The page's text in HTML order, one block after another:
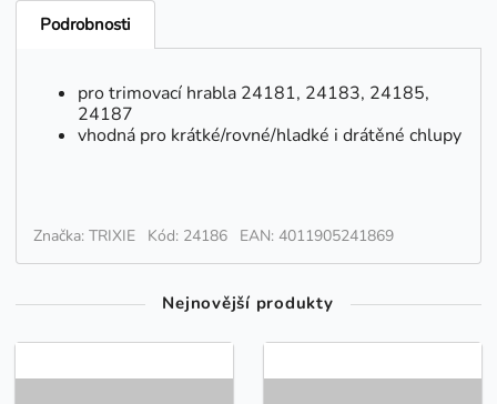
Podrobnosti
pro trimovací hrabla 24181, 24183, 24185,
24187
vhodná pro krátké/rovné/hladké i drátěné chlupy
Značka: TRIXIE Kód: 24186 EAN: 4011905241869
Nejnovější produkty